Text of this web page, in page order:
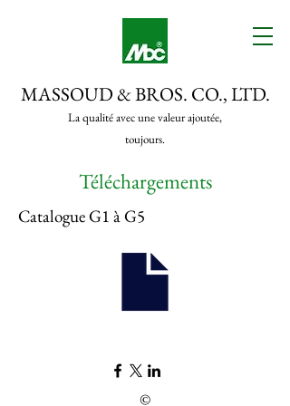
MASSOUD & BROS. CO., LTD.
La qualité avec une valeur ajoutée,
toujours.
Téléchargements
Catalogue G1 à G5
©